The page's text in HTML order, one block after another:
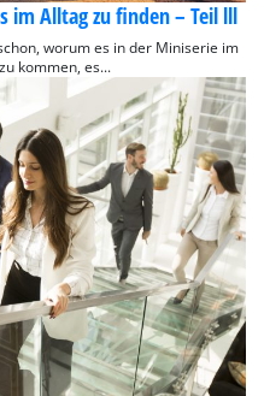
im Alltag zu finden – Teil lll
worum es in der Miniserie im
kommen, es...